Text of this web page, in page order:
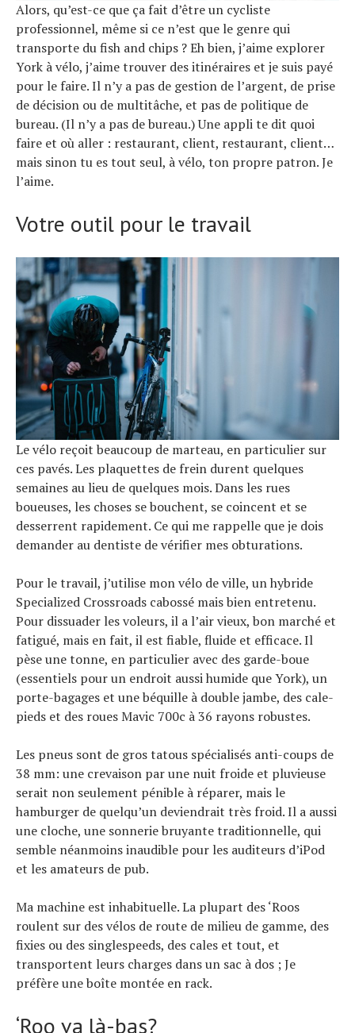
Alors, qu’est-ce que ça fait d’être un cycliste
professionnel, même si ce n’est que le genre qui
transporte du fish and chips ? Eh bien, j’aime explorer
York à vélo, j’aime trouver des itinéraires et je suis payé
pour le faire. Il n’y a pas de gestion de l’argent, de prise
de décision ou de multitâche, et pas de politique de
bureau. (Il n’y a pas de bureau.) Une appli te dit quoi
faire et où aller : restaurant, client, restaurant, client…
mais sinon tu es tout seul, à vélo, ton propre patron. Je
l’aime.
Votre outil pour le travail
Le vélo reçoit beaucoup de marteau, en particulier sur
ces pavés. Les plaquettes de frein durent quelques
semaines au lieu de quelques mois. Dans les rues
boueuses, les choses se bouchent, se coincent et se
desserrent rapidement. Ce qui me rappelle que je dois
demander au dentiste de vérifier mes obturations.
Pour le travail, j’utilise mon vélo de ville, un hybride
Specialized Crossroads cabossé mais bien entretenu.
Pour dissuader les voleurs, il a l’air vieux, bon marché et
fatigué, mais en fait, il est fiable, fluide et efficace. Il
pèse une tonne, en particulier avec des garde-boue
(essentiels pour un endroit aussi humide que York), un
porte-bagages et une béquille à double jambe, des cale-
pieds et des roues Mavic 700c à 36 rayons robustes.
Les pneus sont de gros tatous spécialisés anti-coups de
38 mm: une crevaison par une nuit froide et pluvieuse
serait non seulement pénible à réparer, mais le
hamburger de quelqu’un deviendrait très froid. Il a aussi
une cloche, une sonnerie bruyante traditionnelle, qui
semble néanmoins inaudible pour les auditeurs d’iPod
et les amateurs de pub.
Ma machine est inhabituelle. La plupart des ‘Roos
roulent sur des vélos de route de milieu de gamme, des
fixies ou des singlespeeds, des cales et tout, et
transportent leurs charges dans un sac à dos ; Je
préfère une boîte montée en rack.
‘Roo va là-bas?